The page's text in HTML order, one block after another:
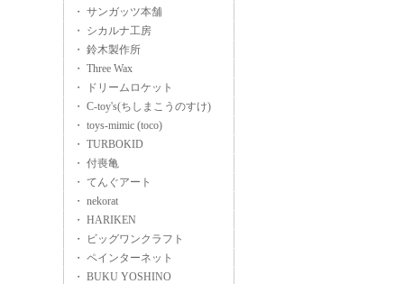
・ サンガッツ本舗
・ シカルナ工房
・ 鈴木製作所
・ Three Wax
・ ドリームロケット
・ C-toy's(ちしまこうのすけ)
・ toys-mimic (toco)
・ TURBOKID
・ 付喪亀
・ てんぐアート
・ nekorat
・ HARIKEN
・ ビッグワンクラフト
・ ペインターネット
・ BUKU YOSHINO